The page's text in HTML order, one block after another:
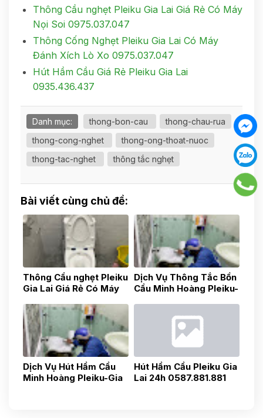
Thông Cầu nghẹt Pleiku Gia Lai Giá Rẻ Có Máy
Nọi Soi 0975.037.047
Thông Cống Nghẹt Pleiku Gia Lai Có Máy
Đánh Xích Lò Xo 0975.037.047
Hút Hầm Cầu Giá Rẻ Pleiku Gia Lai
0935.436.437
Danh mục: thong-bon-cau
thong-chau-rua
thong-cong-nghet
thong-ong-thoat-nuoc
thong-tac-nghet
thông tắc nghẹt
Bài viết cùng chủ đề:
Thông Cầu nghẹt Pleiku
Gia Lai Giá Rẻ Có Máy
Dịch Vụ Thông Tắc Bồn
Cầu Minh Hoàng Pleiku-
0788418181
Dịch Vụ Hút Hầm Cầu
Minh Hoàng Pleiku-Gia
Hút Hầm Cầu Pleiku Gia
Lai 24h 0587.881.881